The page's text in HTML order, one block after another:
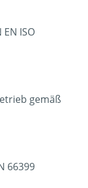
ISO
gemäß
66399